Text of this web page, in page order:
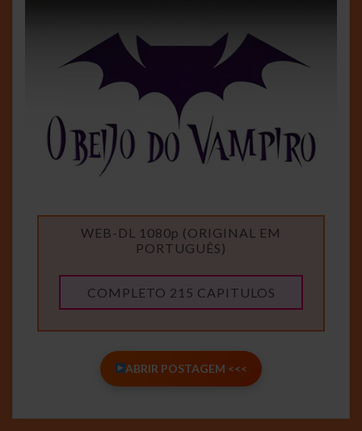
WEB-DL 1080p (ORIGINAL EM
PORTUGUÊS)
COMPLETO 215 CAPITULOS
ABRIR POSTAGEM <<<